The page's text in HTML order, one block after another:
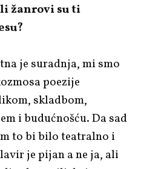
žanrovi su ti
je suradnja, mi smo
poezije
skladbom,
i budućnošću. Da sad
to bi bilo teatralno i
je pijan a ne ja, ali